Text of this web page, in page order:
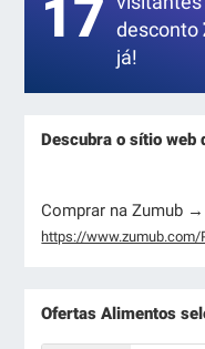
17 desconto
já!
Descubra o sítio web
Comprar na Zumub →
https://www.zumub.com/
Ofertas Alimentos